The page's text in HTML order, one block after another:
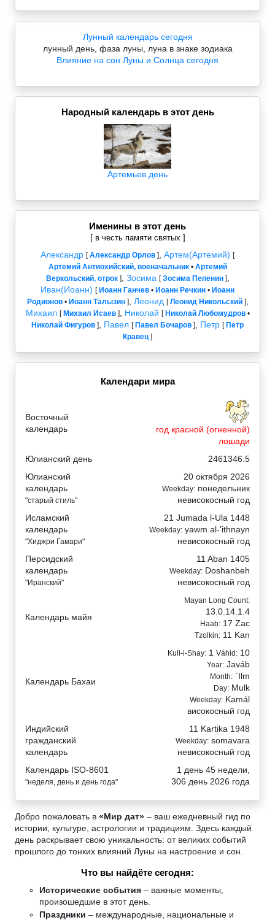
Лунный календарь сегодня
лунный день, фаза луны, луна в знаке зодиака
Влияние на сон Луны и Солнца сегодня
Народный календарь в этот день
Артемьев день
Именины в этот день
[ в честь памяти святых ]
Александр [Александр Орлов ] Артем(Артемий) [
Артемий Антиохийский, военачальник• Артемий
Веркольский, отрок], Зосима [Зосима Пепенин],
Иван(Иоанн) [Иоанн Ганчев • Иоанн Речкин • Иоанн
Родионов• Иоанн Талызин], Леонид [Леонид Никольский],
Михаил [Михаил Исаев], Николай [Николай Любомудров•
Николай Фигуров ] Павел [Павел Бочаров ] Петр [Петр
Кравец]
Календари мира
Восточный
календарь
год красной (огненной)
лошади
Юлианский день
2461346.5
Юлианский
календарь
"старый стиль"
20 октября 2026
Weekday: понедельник
невисокосный год
Исламский
календарь
"Хиджри Гамари"
21 Jumada l-Ula 1448
Weekday: yawm al-'ithnayn
невисокосный год
Персидский
календарь
"Иранский"
11 Aban 1405
Weekday: Doshanbeh
невисокосный год
Календарь майя
Mayan Long Count:
13.0.14.1.4
Haab: 17 Zac
Tzolkin: 11 Kan
Календарь Бахаи
Kull-i-Shay: 1 Váhid: 10
Year: Javáb
Month: `Ilm
Day: Mulk
Weekday: Kamál
високосный год
Индийский
гражданский
календарь
11 Kartika 1948
Weekday: somavara
невисокосный год
Календарь ISO-8601
"неделя, день и день года"
1 день 45 недели,
306 день 2026 года
Добро пожаловать в «Мир дат» – ваш ежедневный гид по
истории, культуре, астрологии и традициям. Здесь каждый
день раскрывает свою уникальность: от великих событий
прошлого до тонких влияний Луны на настроение и сон.
Что вы найдёте сегодня:
Исторические события – важные моменты,
произошедшие в этот день.
Праздники – международные, национальные и